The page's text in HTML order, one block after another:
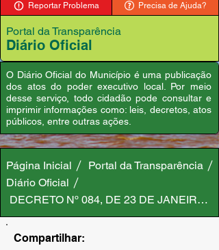
Reportar Problema Precisa de Ajuda?
Portal da Transparência
Diário Oficial
O Diário Oficial do Município é uma publicação
dos atos do poder executivo local. Por meio
desse serviço, todo cidadão pode consultar e
imprimir informações como: leis, decretos, atos
públicos, entre outras ações.
Página Inicial
Portal da Transparência
Diário Oficial
DECRETO Nº 084, DE 23 DE JANEIRO
Compartilhar: